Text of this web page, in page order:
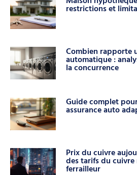
restrictions et
Combien rapporte
automatique :
la concurrence
Guide complet
assurance auto
Prix du cuivre
des tarifs du
ferrailleur